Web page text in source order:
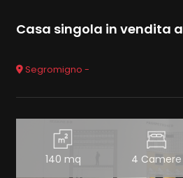
Casa singola in vendita
Segromigno -
140 mq 4 Camere